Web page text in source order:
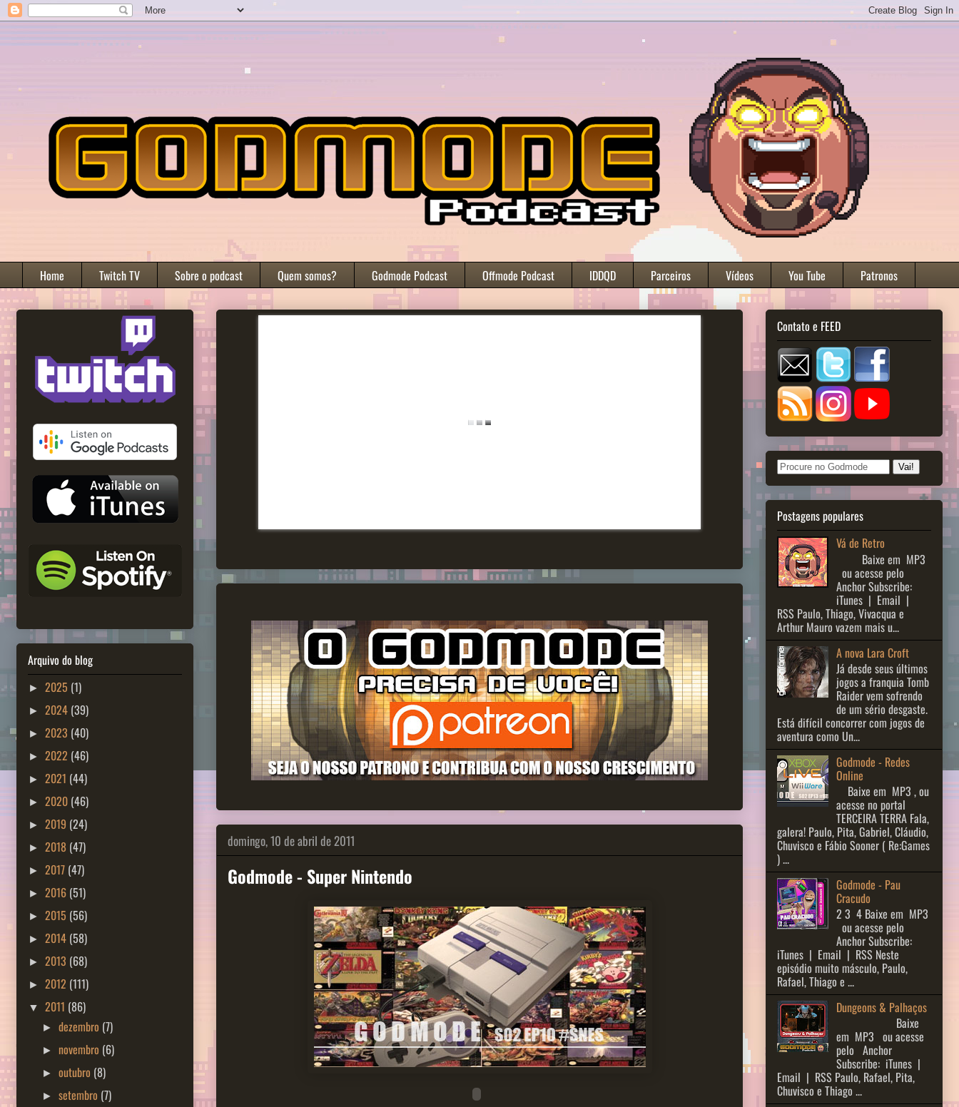
Home Twitch TV Sobre o podcast Quem somos? Godmode Podcast Offmode Podcast IDDQD Parceiros Vídeos You Tube Patronos
domingo, 10 de abril de 2011
Godmode - Super Nintendo
Arquivo do blog
► 2025 (1)
► 2024 (39)
► 2023 (40)
► 2022 (46)
► 2021 (44)
► 2020 (46)
► 2019 (24)
► 2018 (47)
► 2017 (47)
► 2016 (51)
► 2015 (56)
► 2014 (58)
► 2013 (68)
► 2012 (111)
▼ 2011 (86)
►dezembro (7)
► novembro (6)
►outubro (8)
►setembro (7)
Contato e FEED
Postagens populares
Vá de Retro
Baixe em MP3
ou acesse pelo
Anchor Subscribe:
iTunes | Email |
RSS Paulo, Thiago, Vivacqua e
Arthur Mauro vazem mais u...
A nova Lara Croft
Já desde seus últimos
jogos a franquia Tomb
Raider vem sofrendo
de um sério desgaste.
Está difícil concorrer com jogos de
aventura como Un...
Godmode - Redes
Online
Baixe em MP3 , ou
acesse no portal
TERCEIRA TERRA Fala,
galera! Paulo, Pita, Gabriel, Cláudio,
Chuvisco e Fábio Sooner ( Re:Games
) ...
Godmode - Pau
Cracudo
2 3 ​ 4 Baixe em MP3
ou acesse pelo
Anchor Subscribe:
iTunes | Email | RSS Neste
episódio muito másculo, Paulo,
Rafael, Thiago e ...
Dungeons & Palhaços
Baixe
em MP3 ou acesse
pelo Anchor
Subscribe: iTunes |
Email | RSS Paulo, Rafael, Pita,
Chuvisco e Thiago ...